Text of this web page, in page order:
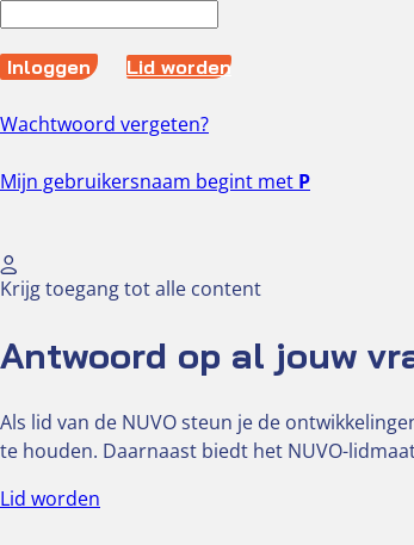
Inloggen Lid worden
Wachtwoord vergeten?
Mijn gebruikersnaam begint met P
Krijg toegang tot alle content
Antwoord op al jouw
Als lid van de NUVO steun je de
te houden. Daarnaast biedt het NUVO-
Lid worden